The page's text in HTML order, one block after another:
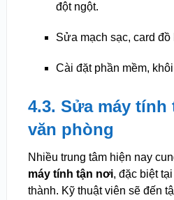
đột ngột.
Sửa mạch sạc, card
Cài đặt phần mềm,
4.3. Sửa máy tính
văn phòng
Nhiều trung tâm hiện nay
máy tính tận nơi, đặc biệt
thành. Kỹ thuật viên sẽ đến